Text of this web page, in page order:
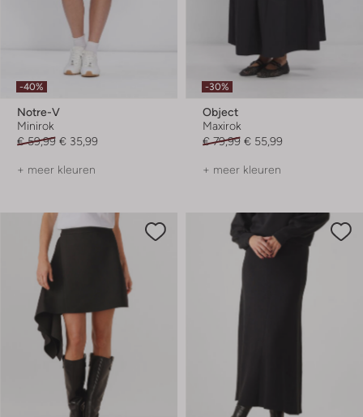
-40%
Notre-V
Minirok
€ 59,99 € 35,99
+ meer kleuren
-30%
Object
Maxirok
€ 79,99 € 55,99
+ meer kleuren